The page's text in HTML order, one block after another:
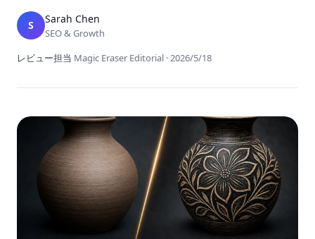
S Sarah Chen
SEO & Growth
レビュー担当 Magic Eraser Editorial ·2026/5/18